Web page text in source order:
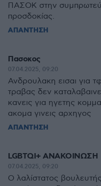
ΠΑΣΟΚ στην
προσδοκίας.
ΑΠΑΝΤΗΣΗ
Πασοκος
07.04.2025, 09:20
Ανδρουλακη εισαι για
τραβας δεν
κανεις για ηγετης
ακομα γινεις αρχηγος
ΑΠΑΝΤΗΣΗ
LGBTQI+ ΑΝΑΚΟΙΝΩΣΗ
07.04.2025, 09:20
O λαλίστατος